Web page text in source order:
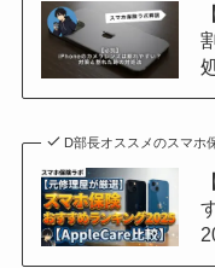
D部長オススメのスマホ